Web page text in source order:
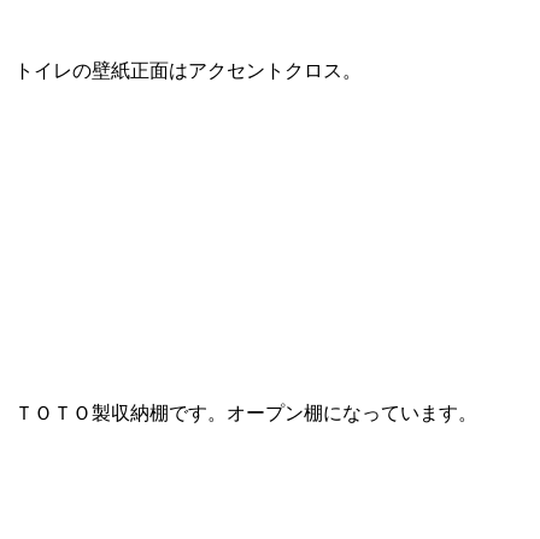
トイレの壁紙正面はアクセントクロス。
ＴＯＴＯ製収納棚です。オープン棚になっています。